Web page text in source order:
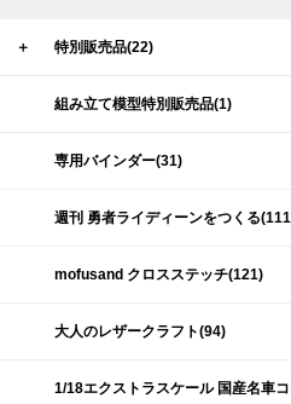
＋ 特別販売品(22)
組み立て模型特別販売品(1)
専用バインダー(31)
週刊 勇者ライディーンをつくる
mofusand クロスステッチ(121)
大人のレザークラフト(94)
1/18エクストラスケール 国産名車